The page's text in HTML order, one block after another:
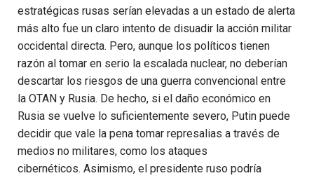
estratégicas rusas serían elevadas a un estado de alerta
más alto fue un claro intento de disuadir la acción militar
occidental directa. Pero, aunque los políticos tienen
razón al tomar en serio la escalada nuclear, no deberían
descartar los riesgos de una guerra convencional entre
la OTAN y Rusia. De hecho, si el daño económico en
Rusia se vuelve lo suficientemente severo, Putin puede
decidir que vale la pena tomar represalias a través de
medios no militares, como los ataques
cibernéticos. Asimismo, el presidente ruso podría